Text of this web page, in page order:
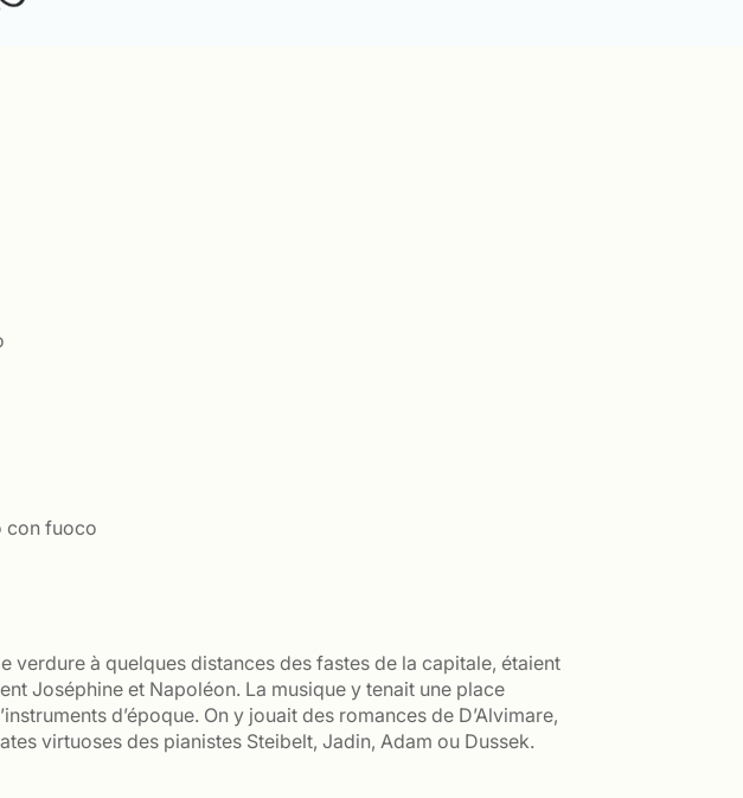
con fuoco
verdure à quelques distances des fastes de la capitale, étaient
Joséphine et Napoléon. La musique y tenait une place
d’époque. On y jouait des romances de D’Alvimare,
virtuoses des pianistes Steibelt, Jadin, Adam ou Dussek.